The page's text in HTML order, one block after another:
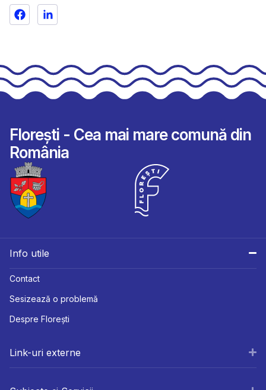
Florești - Cea mai mare comună din
România
Info utile
Contact
Sesizează o problemă
Despre Florești
Link-uri externe